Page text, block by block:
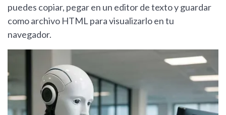
puedes copiar, pegar en un editor de texto y guardar
como archivo HTML para visualizarlo en tu
navegador.